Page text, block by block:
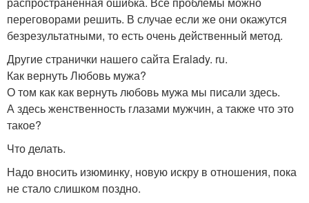
переговорами решить. В случае если же они окажутся
безрезультатными, то есть очень действенный метод.
Другие странички нашего сайта Eralady. ru.
Как вернуть Любовь мужа?
О том как как вернуть любовь мужа мы писали здесь.
А здесь женственность глазами мужчин, а также что это
такое?
Что делать.
Надо вносить изюминку, новую искру в отношения, пока
не стало слишком поздно.